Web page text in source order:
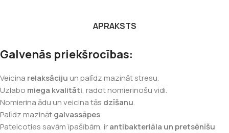
APRAKSTS
Galvenās priekšrocības:
Veicina relaksācijuun palīdz mazināt stresu.
Uzlabo miega kvalitāti, radot nomierinošu vidi.
Nomierina ādu un veicina tās dzīšanu.
Palīdz mazinātgalvassāpes.
Pateicoties savām īpašībām, irantibakteriāla un pretsēnīšu